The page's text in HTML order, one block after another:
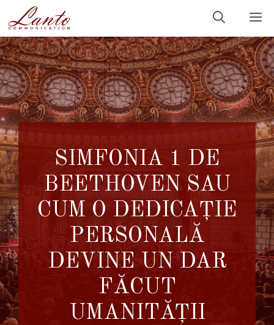
la
conținut
SIMFONIA 1 DE
BEETHOVEN SAU
CUM O DEDICAȚIE
PERSONALĂ
DEVINE UN DAR
FĂCUT
UMANITĂȚII